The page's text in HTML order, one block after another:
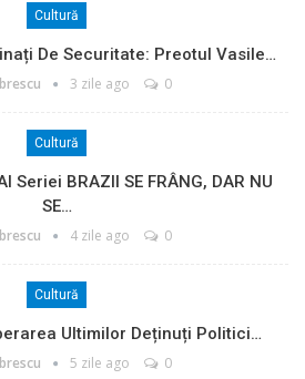
Cultură
De Securitate: Preotul Vasile…
3 zile ago 0
Cultură
Seriei BRAZII SE FRÂNG, DAR NU
SE…
4 zile ago 0
Cultură
Ultimilor Deținuți Politici…
5 zile ago 0